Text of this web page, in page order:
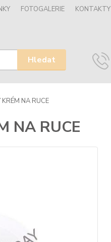
FOTOGALERIE
KONTAKTY
Hledat
NA RUCE
NA RUCE